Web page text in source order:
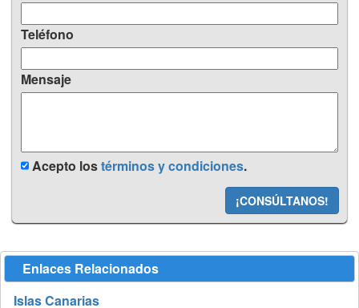
Teléfono
Mensaje
Acepto lostérminos y condiciones.
¡CONSÚLTANOS!
Enlaces Relacionados
Islas Canarias